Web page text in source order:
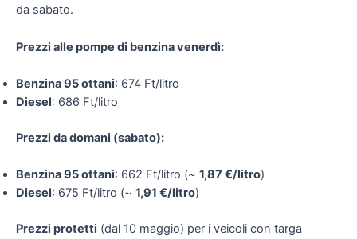
da sabato.
Prezzi alle pompe di benzina venerdì:
Benzina 95 ottani: 674 Ft/litro
Diesel: 686 Ft/litro
Prezzi da domani (sabato):
Benzina 95 ottani: 662 Ft/litro (~ 1,87 €/litro)
Diesel: 675 Ft/litro (~ 1,91 €/litro)
Prezzi protetti (dal 10 maggio) per i veicoli con targa